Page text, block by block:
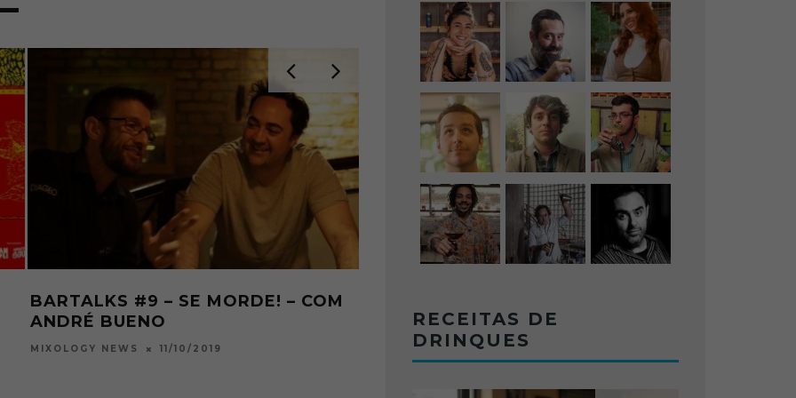
BRASIL
2017
A CERVEJA E OS MEUS TRINTA
BIA AMORIM
MIXOLOGY NEWS
RECEITAS DE
DRINQUES